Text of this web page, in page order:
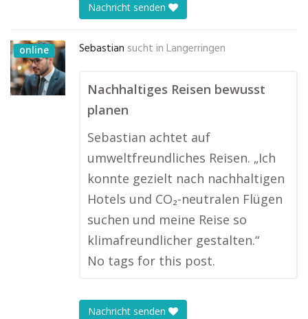
Nachricht senden
online Sebastian sucht in Langerringen
Nachhaltiges Reisen bewusst
planen
Sebastian achtet auf
umweltfreundliches Reisen. „Ich
konnte gezielt nach nachhaltigen
Hotels und CO₂-neutralen Flügen
suchen und meine Reise so
klimafreundlicher gestalten.“
No tags for this post.
Nachricht senden